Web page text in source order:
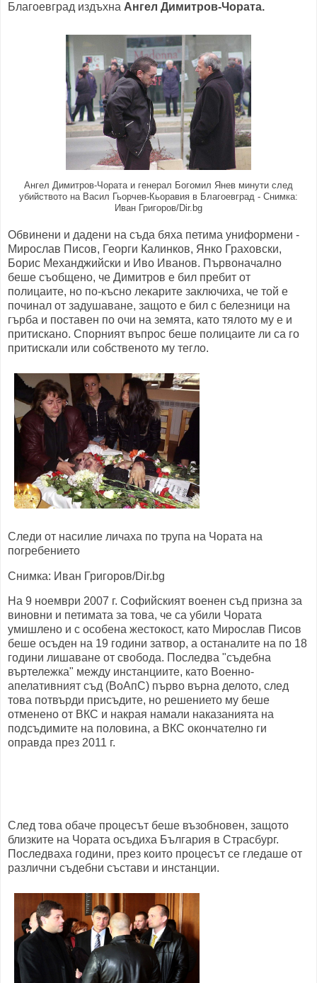
Благоевград издъхна Ангел Димитров-Чората.
Ангел Димитров-Чората и генерал Богомил Янев минути след
убийството на Васил Гьорчев-Кьоравия в Благоевград - Снимка:
Иван Григоров/Dir.bg
Обвинени и дадени на съда бяха петима униформени -
Мирослав Писов, Георги Калинков, Янко Граховски,
Борис Механджийски и Иво Иванов. Първоначално
беше съобщено, че Димитров е бил пребит от
полицаите, но по-късно лекарите заключиха, че той е
починал от задушаване, защото е бил с белезници на
гърба и поставен по очи на земята, като тялото му е и
притискано. Спорният въпрос беше полицаите ли са го
притискали или собственото му тегло.
Следи от насилие личаха по трупа на Чората на
погребението
Снимка: Иван Григоров/Dir.bg
На 9 ноември 2007 г. Софийският военен съд призна за
виновни и петимата за това, че са убили Чората
умишлено и с особена жестокост, като Мирослав Писов
беше осъден на 19 години затвор, а останалите на по 18
години лишаване от свобода. Последва "съдебна
въртележка" между инстанциите, като Военно-
апелативният съд (ВоАпС) първо върна делото, след
това потвърди присъдите, но решението му беше
отменено от ВКС и накрая намали наказанията на
подсъдимите на половина, а ВКС окончателно ги
оправда през 2011 г.
След това обаче процесът беше възобновен, защото
близките на Чората осъдиха България в Страсбург.
Последваха години, през които процесът се гледаше от
различни съдебни състави и инстанции.